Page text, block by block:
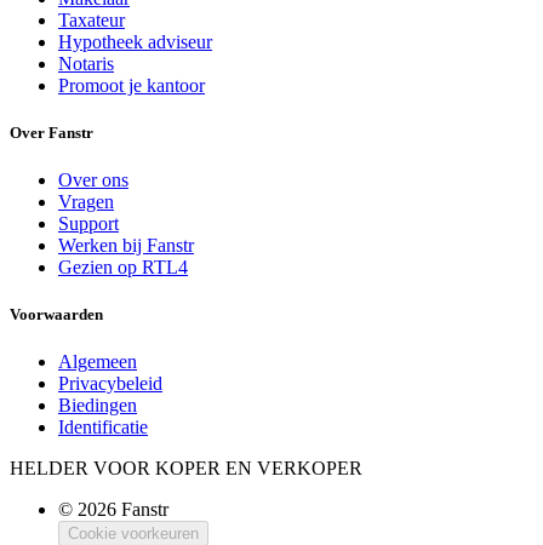
Taxateur
Hypotheek adviseur
Notaris
Promoot je kantoor
Over Fanstr
Over ons
Vragen
Support
Werken bij Fanstr
Gezien op RTL4
Voorwaarden
Algemeen
Privacybeleid
Biedingen
Identificatie
HELDER VOOR KOPER EN VERKOPER
© 2026 Fanstr
Cookie voorkeuren